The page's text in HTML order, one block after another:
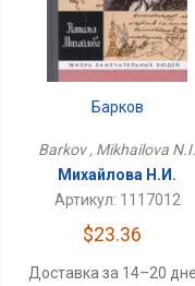
Барков
Barkov , Mikhailova N.I.
Михайлова Н.И.
Артикул: 1117012
$23.36
Доставка за 14–20